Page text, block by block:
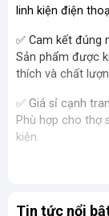
linh kiện điện
✅ Cam kết đúng
Sản phẩm được
thích và chất
✅ Giá sỉ cạnh
Phù hợp cho thợ
kiện.
Tin tức nổi